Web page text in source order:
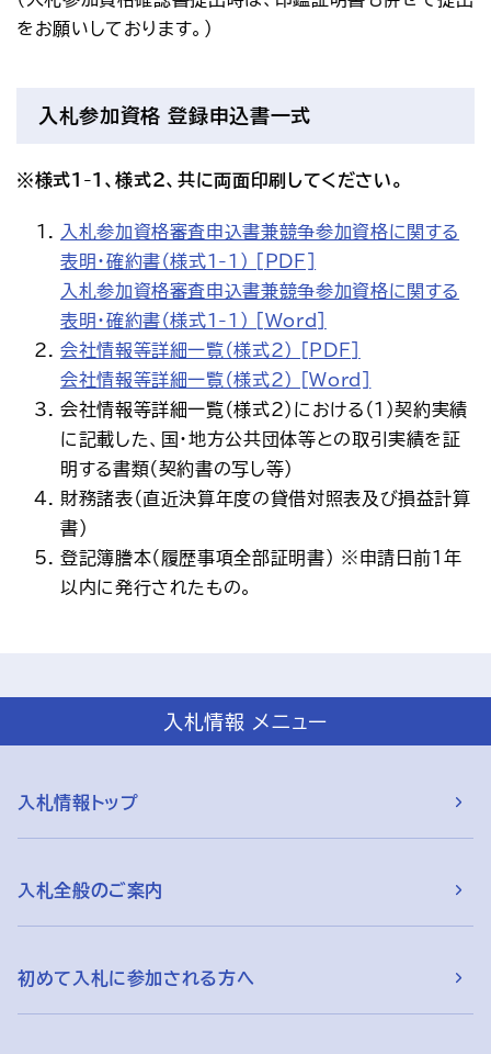
をお願いしております。）
入札参加資格 登録申込書一式
※様式1-1、様式2、共に両面印刷してください。
入札参加資格審査申込書兼競争参加資格に関する
表明・確約書（様式1-1） [PDF]
入札参加資格審査申込書兼競争参加資格に関する
表明・確約書（様式1-1） [Word]
会社情報等詳細一覧（様式2） [PDF]
会社情報等詳細一覧（様式2） [Word]
会社情報等詳細一覧（様式2）における（1）契約実績
に記載した、国・地方公共団体等との取引実績を証
明する書類（契約書の写し等）
財務諸表（直近決算年度の貸借対照表及び損益計算
書）
登記簿謄本（履歴事項全部証明書） ※申請日前1年
以内に発行されたもの。
入札情報 メニュー
入札情報トップ
入札全般のご案内
初めて入札に参加される方へ